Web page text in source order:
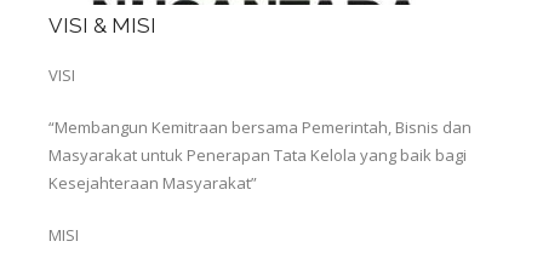
VISI & MISI
VISI
“Membangun Kemitraan bersama Pemerintah, Bisnis dan
Masyarakat untuk Penerapan Tata Kelola yang baik bagi
Kesejahteraan Masyarakat”
MISI